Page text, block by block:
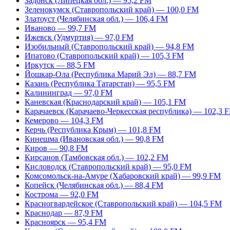
Зеленокумск (Ставропольский край) — 100,0 FM
Златоуст (Челябинская обл.) — 106,4 FM
Иваново — 99,7 FM
Ижевск (Удмуртия) — 97,0 FM
Изобильный (Ставропольский край) — 94,8 FM
Ипатово (Ставропольский край) — 105,3 FM
Иркутск — 88,5 FM
Йошкар-Ола (Республика Марий Эл) — 88,7 FM
Казань (Республика Татарстан) — 95,5 FM
Калининград — 97,0 FM
Каневская (Краснодарский край) — 105,1 FM
Карачаевск (Карачаево-Черкесская республика) — 102,3
Кемерово — 104,3 FM
Керчь (Республика Крым) — 101,8 FM
Кинешма (Ивановская обл.) — 90,8 FM
Киров — 90,8 FM
Кирсанов (Тамбовская обл.) — 102,2 FM
Кисловодск (Ставропольский край) — 95,0 FM
Комсомольск-на-Амуре (Хабаровский край) — 99,9 FM
Копейск (Челябинская обл.) — 88,4 FM
Кострома — 92,0 FM
Красногвардейское (Ставропольский край) — 104,5 FM
Краснодар — 87,9 FM
Красноярск — 95,4 FM